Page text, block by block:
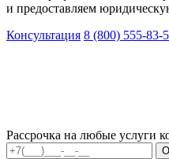
и предоставляем
Консультация 8 (800) 555-83-
Рассрочка на любые услуги